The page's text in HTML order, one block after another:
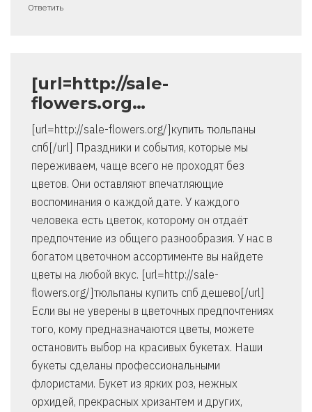
Ответить
[url=http://sale-
flowers.org…
[url=http://sale-flowers.org/]купить тюльпаны
спб[/url] Праздники и события, которые мы
переживаем, чаще всего не проходят без
цветов. Они оставляют впечатляющие
воспоминания о каждой дате. У каждого
человека есть цветок, которому он отдаёт
предпочтение из общего разнообразия. У нас в
богатом цветочном ассортименте вы найдете
цветы на любой вкус. [url=http://sale-
flowers.org/]тюльпаны купить спб дешево[/url]
Если вы не уверены в цветочных предпочтениях
того, кому предназначаются цветы, можете
остановить выбор на красивых букетах. Наши
букеты сделаны профессиональными
флористами. Букет из ярких роз, нежных
орхидей, прекрасных хризантем и других,